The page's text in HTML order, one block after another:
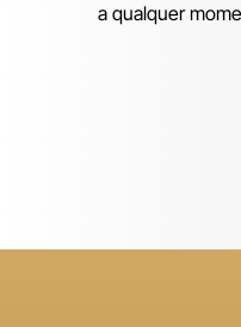
a qualquer